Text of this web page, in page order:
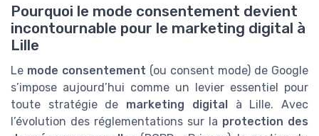
Pourquoi le mode consentement devient
incontournable pour le marketing digital à
Lille
Le mode consentement (ou consent mode) de Google
s’impose aujourd’hui comme un levier essentiel pour
toute stratégie de marketing digitalà Lille. Avec
l’évolution des réglementations sur la protection des